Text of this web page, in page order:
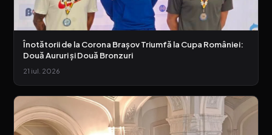
Înotătorii de la Corona Brașov Triumfă la Cupa României:
Două Aururi și Două Bronzuri
21 iul. 2026